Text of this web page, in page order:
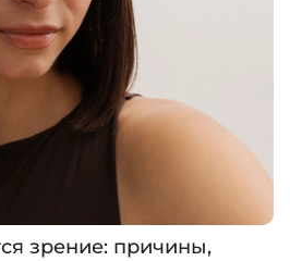
зрение: причины,